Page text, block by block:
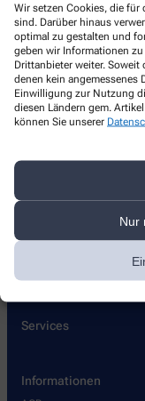
Wir setzen Cookies, die für
sind. Darüber hinaus
optimal zu gestalten und
geben wir Informationen
Drittanbieter weiter. Soweit
denen kein angemessenes
Einwilligung zur Nutzung
diesen Ländern gem.
können Sie unserer
Nur
Apotheke am
Am Steingarten 8,
+49-621301030
+49-621306039
info@steingarten-
Über uns
Services
Informationen